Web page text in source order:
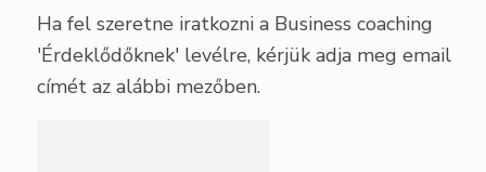
Ha fel szeretne iratkozni a Business coaching
'Érdeklődőknek' levélre, kérjük adja meg email
címét az alábbi mezőben.